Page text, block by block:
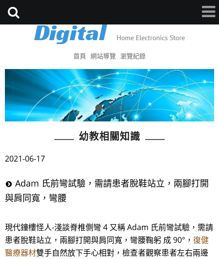
首頁 網站導覽 瀏覽紀錄
幼教相關知識
2021-06-17
Adam 氏前彎試驗，需請患者脫鞋站立，兩腳打開
與肩同寬，彎腰
現代鐘樓怪人-淺談脊椎側彎 4 又稱 Adam 氏前彎試驗，需請
患者脫鞋站立，兩腳打開與肩同寬，彎腰鞠躬 成 90°， 復健
醫療器材雙手自然放下手心相對，檢查者觀察患者左右兩邊